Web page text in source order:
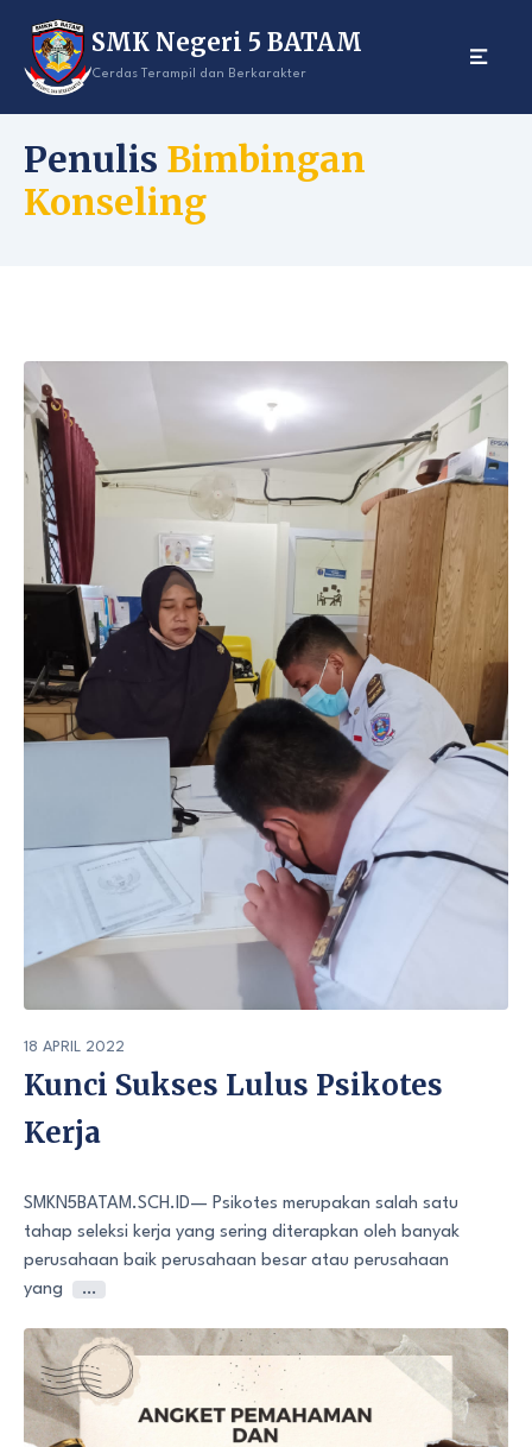
content
SMK Negeri 5 BATAM
Cerdas Terampil dan Berkarakter
Penulis Bimbingan
Konseling
18 APRIL 2022
Kunci Sukses Lulus Psikotes
Kerja
SMKN5BATAM.SCH.ID— Psikotes merupakan salah satu
tahap seleksi kerja yang sering diterapkan oleh banyak
perusahaan baik perusahaan besar atau perusahaan
yang
…